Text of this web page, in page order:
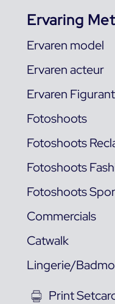
Ervaring
Ervaren model
Ervaren acteur
Ervaren Figurant
Fotoshoots
Fotoshoots
Fotoshoots
Fotoshoots
Commercials
Catwalk
Lingerie/
Print